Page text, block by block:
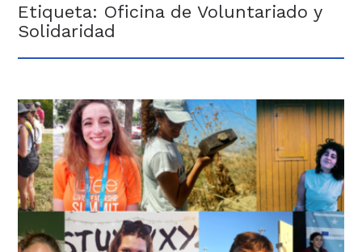
Etiqueta: Oficina de Voluntariado y
Solidaridad